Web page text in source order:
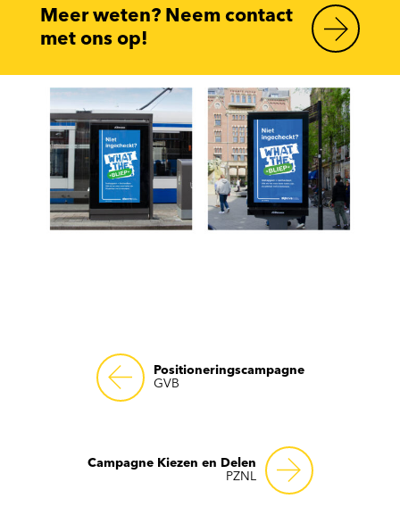
Meer weten? Neem contact
met ons op!
Positioneringscampagne
GVB
Campagne Kiezen en Delen
PZNL